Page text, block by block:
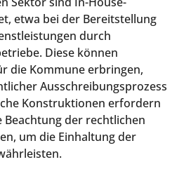
etwa bei der Bereitstellung
durch
Diese können
die Kommune erbringen,
Ausschreibungsprozess
Konstruktionen erfordern
Beachtung der rechtlichen
um die Einhaltung der